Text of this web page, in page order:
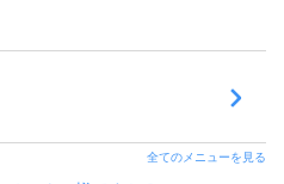
全てのメニューを見る